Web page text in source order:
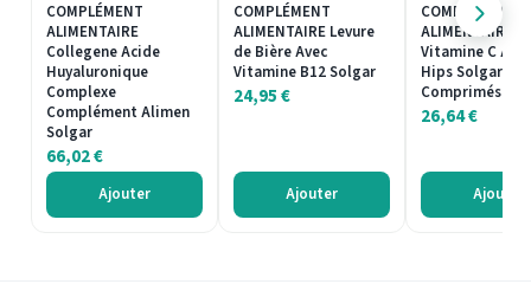
COMPLÉMENT
ALIMENTAIRE
Collegene Acide
Huyaluronique
Complexe
Complément Alimen
Solgar
66,02€
Ajouter
COMPLÉMENT
ALIMENTAIRE Levure
de Bière Avec
Vitamine B12 Solgar
24,95€
Ajouter
COMPLÉMENT
ALIMENTAIRE
Vitamine C
Hips Solgar 100
Comprimés
26,64€
Ajouter